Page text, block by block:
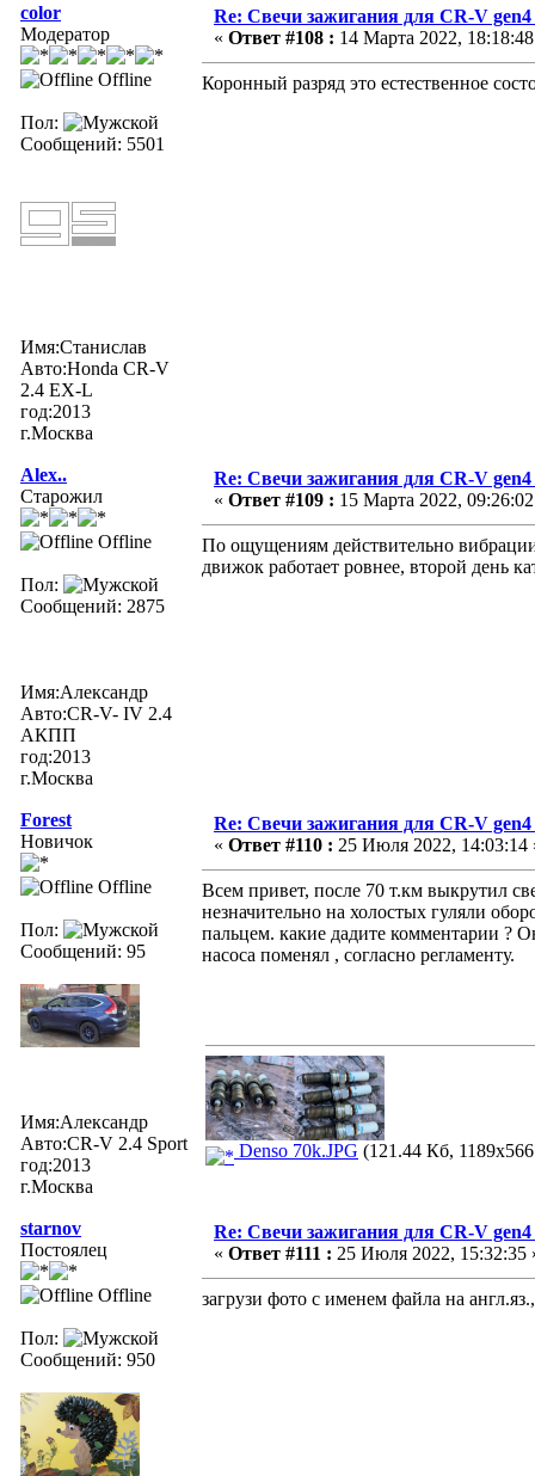
color
Модератор
Offline
Пол:
Сообщений: 5501
Имя:Станислав
Авто:Honda CR-V
2.4 EX-L
год:2013
г.Москва
Re: Свечи зажигания для CR-V
« Ответ #108 : 14 Марта 2022,
Коронный разряд это естественное
Alex..
Старожил
Offline
Пол:
Сообщений: 2875
Имя:Александр
Авто:CR-V- IV 2.4
АКПП
год:2013
г.Москва
Re: Свечи зажигания для CR-V
« Ответ #109 : 15 Марта 2022,
По ощущениям действительно
движок работает ровнее, второй день
Forest
Новичок
Offline
Пол:
Сообщений: 95
Имя:Александр
Авто:СR-V 2.4 Sport
год:2013
г.Москва
Re: Свечи зажигания для CR-V
« Ответ #110 : 25 Июля 2022, 14:03:14
Всем привет, после 70 т.км выкрутил
незначительно на холостых гуляли
пальцем. какие дадите комментарии ?
насоса поменял , согласно регламенту.
Denso 70k.JPG (121.44 Кб,
starnov
Постоялец
Offline
Пол:
Сообщений: 950
Re: Свечи зажигания для CR-V
« Ответ #111 : 25 Июля 2022, 15:32:35
загрузи фото с именем файла на